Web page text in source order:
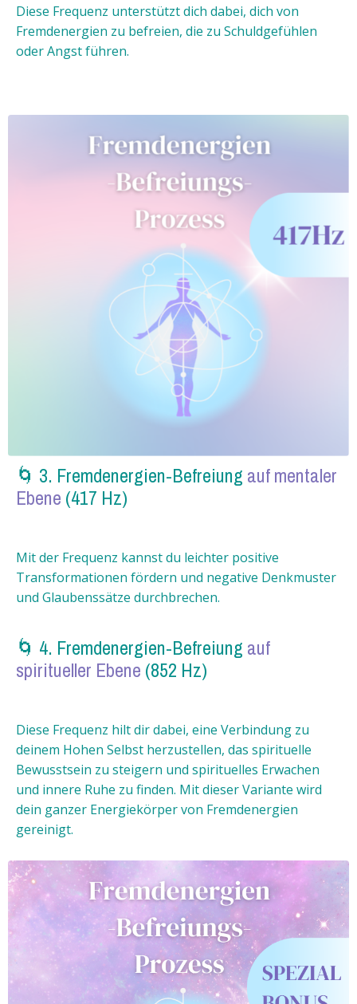
Diese Frequenz unterstützt dich dabei, dich von
Fremdenergien zu befreien, die zu Schuldgefühlen
oder Angst führen.
🌀 3. Fremdenergien-Befreiung auf mentaler
Ebene (417 Hz)
Mit der Frequenz kannst du leichter positive
Transformationen fördern und negative Denkmuster
und Glaubenssätze durchbrechen.
🌀 4. Fremdenergien-Befreiung auf
spiritueller Ebene (852 Hz)
Diese Frequenz hilt dir dabei, eine Verbindung zu
deinem Hohen Selbst herzustellen, das spirituelle
Bewusstsein zu steigern und spirituelles Erwachen
und innere Ruhe zu finden. Mit dieser Variante wird
dein ganzer Energiekörper von Fremdenergien
gereinigt.